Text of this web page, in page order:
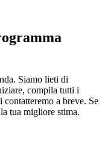
Siamo lieti di
compila tutti i
a breve. Se
tua migliore stima.